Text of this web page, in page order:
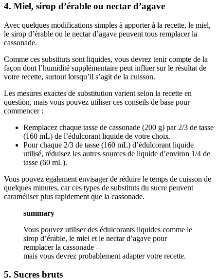
4. Miel, sirop d’érable ou nectar d’agave
Avec quelques modifications simples à apporter à la recette, le miel,
le sirop d’érable ou le nectar d’agave peuvent tous remplacer la
cassonade.
Comme ces substituts sont liquides, vous devrez tenir compte de la
façon dont l’humidité supplémentaire peut influer sur le résultat de
votre recette, surtout lorsqu’il s’agit de la cuisson.
Les mesures exactes de substitution varient selon la recette en
question, mais vous pouvez utiliser ces conseils de base pour
commencer :
Remplacez chaque tasse de cassonade (200 g) par 2/3 de tasse
(160 mL) de l’édulcorant liquide de votre choix.
Pour chaque 2/3 de tasse (160 mL) d’édulcorant liquide
utilisé, réduisez les autres sources de liquide d’environ 1/4 de
tasse (60 mL).
Vous pouvez également envisager de réduire le temps de cuisson de
quelques minutes, car ces types de substituts du sucre peuvent
caraméliser plus rapidement que la cassonade.
summary
Vous pouvez utiliser des édulcorants liquides comme le
sirop d’érable, le miel et le nectar d’agave pour
remplacer la cassonade –
mais vous devrez probablement adapter votre recette.
5. Sucres bruts